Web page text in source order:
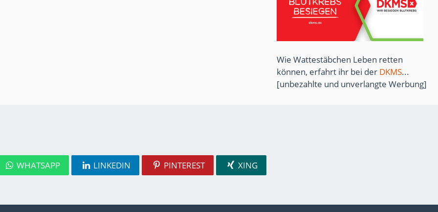
Wie Wattestäbchen Leben retten
können, erfahrt ihr bei der DKMS...
[unbezahlte und unverlangte Werbung]
WHATSAPP LINKEDIN PINTEREST XING